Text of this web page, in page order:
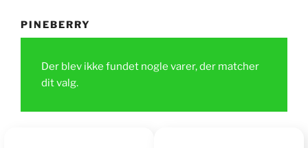
PINEBERRY
Der blev ikke fundet nogle varer, der matcher
dit valg.